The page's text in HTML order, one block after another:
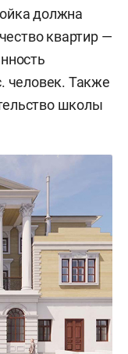
должна
квартир —
человек. Также
школы